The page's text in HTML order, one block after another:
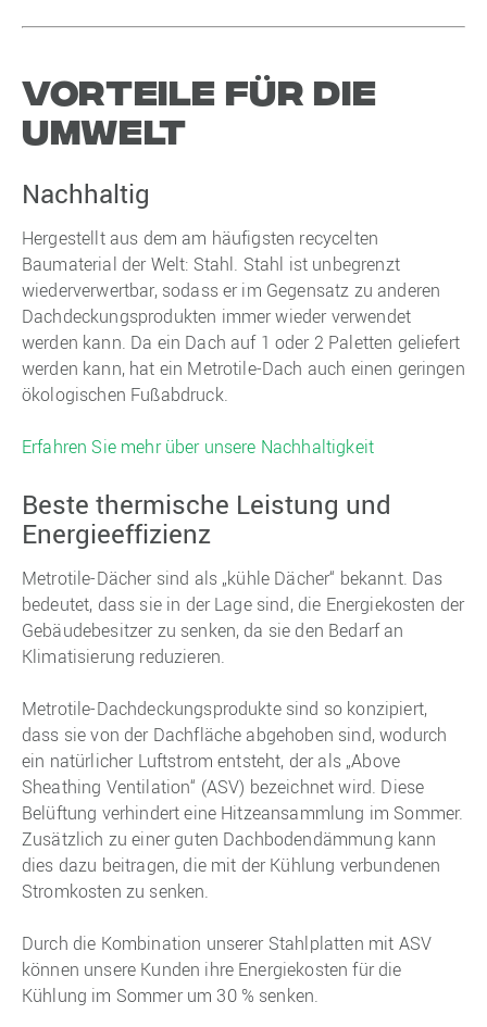
Vorteile für die
Umwelt
Nachhaltig
Hergestellt aus dem am häufigsten recycelten
Baumaterial der Welt: Stahl. Stahl ist unbegrenzt
wiederverwertbar, sodass er im Gegensatz zu anderen
Dachdeckungsprodukten immer wieder verwendet
werden kann. Da ein Dach auf 1 oder 2 Paletten geliefert
werden kann, hat ein Metrotile-Dach auch einen geringen
ökologischen Fußabdruck.
Erfahren Sie mehr über unsere Nachhaltigkeit
Beste thermische Leistung und
Energieeffizienz
Metrotile-Dächer sind als „kühle Dächer“ bekannt. Das
bedeutet, dass sie in der Lage sind, die Energiekosten der
Gebäudebesitzer zu senken, da sie den Bedarf an
Klimatisierung reduzieren.
Metrotile-Dachdeckungsprodukte sind so konzipiert,
dass sie von der Dachfläche abgehoben sind, wodurch
ein natürlicher Luftstrom entsteht, der als „Above
Sheathing Ventilation“ (ASV) bezeichnet wird. Diese
Belüftung verhindert eine Hitzeansammlung im Sommer.
Zusätzlich zu einer guten Dachbodendämmung kann
dies dazu beitragen, die mit der Kühlung verbundenen
Stromkosten zu senken.
Durch die Kombination unserer Stahlplatten mit ASV
können unsere Kunden ihre Energiekosten für die
Kühlung im Sommer um 30 % senken.